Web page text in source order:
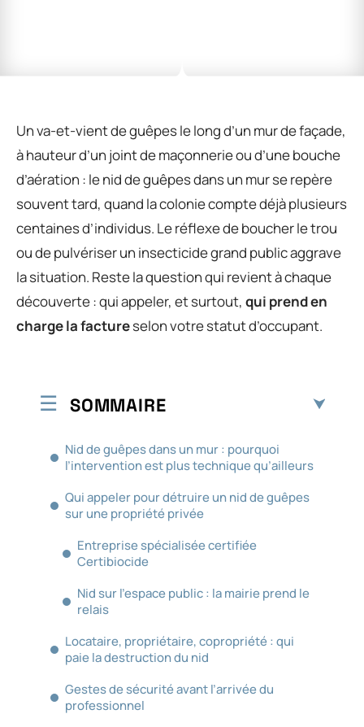
Un va-et-vient de guêpes le long d’un mur de façade,
à hauteur d’un joint de maçonnerie ou d’une bouche
d’aération : le nid de guêpes dans un mur se repère
souvent tard, quand la colonie compte déjà plusieurs
centaines d’individus. Le réflexe de boucher le trou
ou de pulvériser un insecticide grand public aggrave
la situation. Reste la question qui revient à chaque
découverte : qui appeler, et surtout, qui prend en
charge la factureselon votre statut d’occupant.
SOMMAIRE
Nid de guêpes dans un mur : pourquoi
l’intervention est plus technique qu’ailleurs
Qui appeler pour détruire un nid de guêpes
sur une propriété privée
Entreprise spécialisée certifiée
Certibiocide
Nid sur l’espace public : la mairie prend le
relais
Locataire, propriétaire, copropriété : qui
paie la destruction du nid
Gestes de sécurité avant l’arrivée du
professionnel